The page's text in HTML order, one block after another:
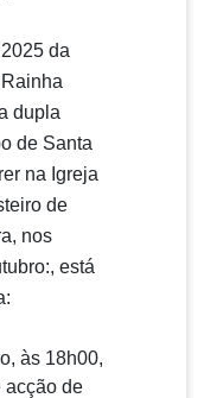
da
dupla
de Santa
na Igreja
de
nos
está
às 18h00,
acção de